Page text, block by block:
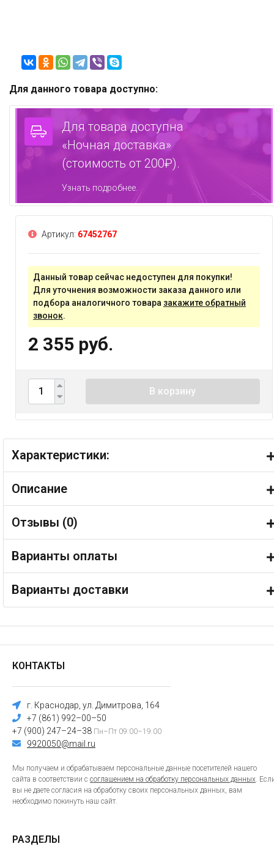
Для данного товара доступно:
Для товара доступна
«Ночная доставка»
(стоимость от 200₽).
Узнать подробнее.
Артикул: 67452767
Данный товар сейчас недоступен для покупки!
Для уточнения возможности заказа данного или
подбора аналогичного товара закажите обратный
звонок.
2 355 руб.
В корзину
Характеристики:
Описание
Отзывы (0)
Варианты оплаты
Варианты доставки
КОНТАКТЫ
г. Краснодар, ул. Димитрова, 164
+7 (861) 992–00–50
+7 (900) 247–24–38 Пн–Пт 09:00–19:00
9920050@mail.ru
Мы получаем и обрабатываем персональные данные посетителей нашего
сайта в соответствии с соглашением на обработку персональных данных.
вы не даете согласия на обработку своих персональных данных, вам
необходимо покинуть наш сайт.
РАЗДЕЛЫ